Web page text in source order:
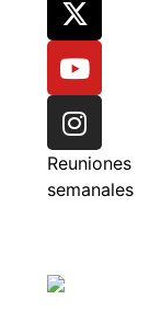
Reuniones
semanales